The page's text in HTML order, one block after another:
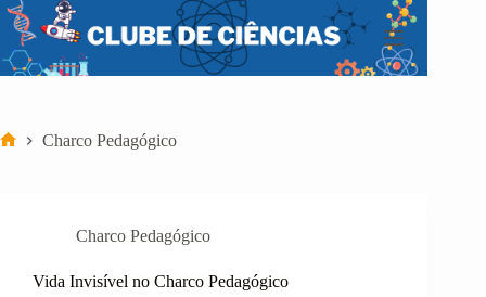
Pular
para
conteúdo
Charco Pedagógico
Charco Pedagógico
Vida Invisível no Charco Pedagógico